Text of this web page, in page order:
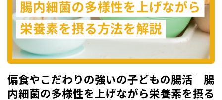
偏食やこだわりの強いの子どもの腸活｜腸
内細菌の多様性を上げながら栄養素を摂る